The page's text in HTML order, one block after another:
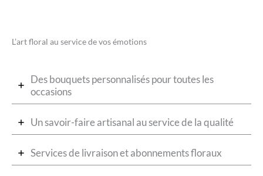
L’art floral au service de vos émotions
Des bouquets personnalisés pour toutes les
occasions
Un savoir-faire artisanal au service de la qualité
Services de livraison et abonnements floraux